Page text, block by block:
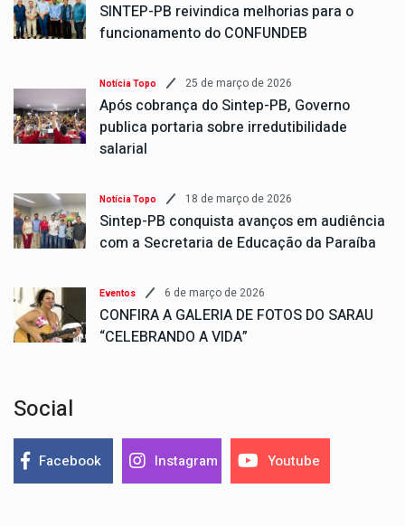
SINTEP-PB reivindica melhorias para o
funcionamento do CONFUNDEB
Notícia Topo 25 de março de 2026
Após cobrança do Sintep-PB, Governo
publica portaria sobre irredutibilidade
salarial
Notícia Topo 18 de março de 2026
Sintep-PB conquista avanços em audiência
com a Secretaria de Educação da Paraíba
Eventos 6 de março de 2026
CONFIRA A GALERIA DE FOTOS DO SARAU
“CELEBRANDO A VIDA”
Social
Facebook Instagram Youtube